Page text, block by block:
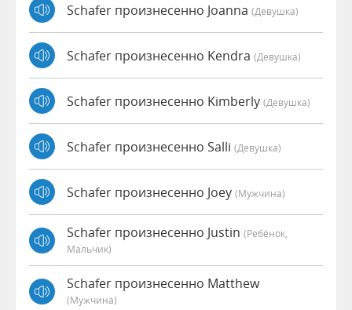
Schafer произнесенно Joanna (девушка)
Schafer произнесенно Kendra (девушка)
Schafer произнесенно Kimberly (девушка)
Schafer произнесенно Salli (девушка)
Schafer произнесенно Joey (мужчина)
Schafer произнесенно Justin (Ребёнок,
Мальчик)
Schafer произнесенно Matthew
(мужчина)